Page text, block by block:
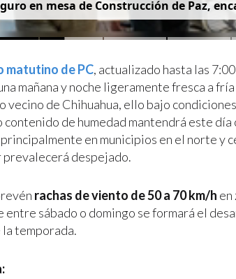
en mesa de Construcción de Paz,
la Gobernadora Yeraldine Bonilla
de PC, actualizado hasta las
mañana y noche ligeramente fresca a
vecino de Chihuahua, ello bajo
de humedad mantendrá este día
principalmente en municipios en el norte y
prevalecerá despejado.
rachas de viento de 50 a 70 km/h en
entre sábado o domingo se formará el
temporada.